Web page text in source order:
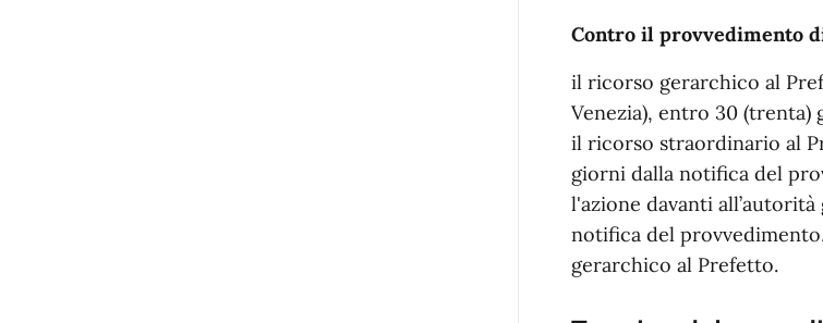
Contro il provvedimento
il ricorso gerarchico al
Venezia), entro 30
il ricorso straordinario al
giorni dalla notifica del
l'azione davanti
notifica del
gerarchico al Prefetto.